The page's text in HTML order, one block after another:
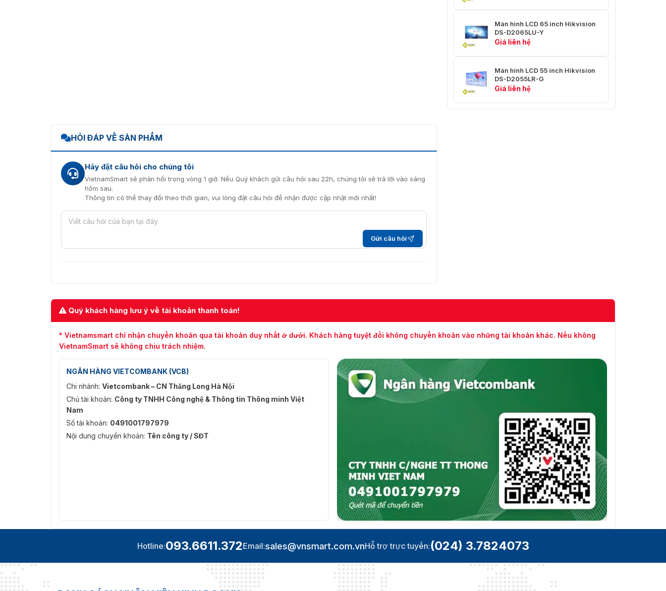
ngưng tụ)
Nhiệt độ lưu
-20 ℃ đến 60 ℃ (-4 ℉
Độ ẩm lưu trữ
10% đến 85% RH (không
ngưng tụ)
Màn hình LCD 65 inch Hikvision
DS-D2065LU-Y
Giá liên hệ
Màn hình LCD 55 inch Hikvision
DS-D2055LR-G
Giá liên hệ
HỎI ĐÁP VỀ SẢN PHẨM
Hãy đặt câu hỏi cho chúng tôi
VietnamSmart sẽ phản hồi trong vòng 1 giờ. Nếu Quý khách gửi câu hỏi sau 22h, chúng tôi sẽ trả lời vào sáng
hôm sau.
Thông tin có thể thay đổi theo thời gian, vui lòng đặt câu hỏi để nhận được cập nhật mới nhất!
Gửi câu hỏi
Quý khách hàng lưu ý về tài khoản thanh toán!
* Vietnamsmart chỉ nhận chuyển khoản qua tài khoản duy nhất ở dưới. Khách hàng tuyệt đối không chuyển khoản vào những tài khoản khác. Nếu không
VietnamSmart sẽ không chịu trách nhiệm.
NGÂN HÀNG VIETCOMBANK (VCB)
Chi nhánh: Vietcombank – CN Thăng Long Hà Nội
Chủ tài khoản: Công ty TNHH Công nghệ & Thông tin Thông minh Việt
Nam
Số tài khoản: 0491001797979
Nội dung chuyển khoản: Tên công ty / SĐT
Hotline:093.6611.372Email:sales@vnsmart.com.vnHỗ trợ trực tuyến:(024) 3.7824073